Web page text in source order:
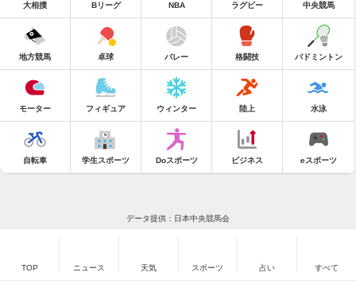
大相撲 Bリーグ NBA ラグビー 中央競馬
地方競馬 卓球 バレー 格闘技 バドミントン
モーター フィギュア ウィンター 陸上 水泳
自転車 学生スポーツ Doスポーツ ビジネス eスポーツ
データ提供：日本中央競馬会
TOP ニュース 天気 スポーツ 占い すべて